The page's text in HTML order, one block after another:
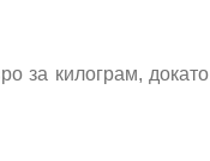
за килограм, докато